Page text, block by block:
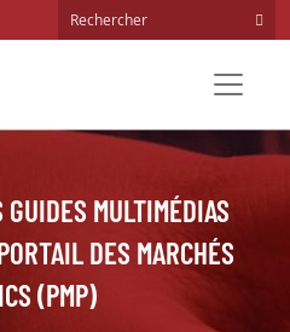
MULTIMÉDIAS
DES MARCHÉS
(PMP)